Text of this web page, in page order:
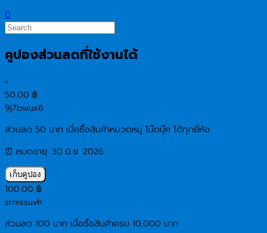
0
คูปองส่วนลดที่ใช้งานได้
×
50.00 ฿
9j7bwux6
ส่วนลด 50 บาท เมื่อซื้อสินค้าหมวดหมู่ โน๊ตบุ๊ค ได้ทุกยี่ห้อ
⏰ หมดอายุ: 30 มิ.ย. 2026
เก็บคูปอง
100.00 ฿
srmssuvh
ส่วนลด 100 บาท เมื่อซื้อสินค้าครบ 10,000 บาท